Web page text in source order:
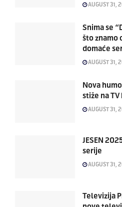
AUGUST 31,
Snima se
što znamo
domaće
AUGUST 31,
Nova
stiže na TV
AUGUST 31,
JESEN
serije
AUGUST 31,
Televizija